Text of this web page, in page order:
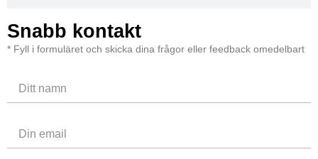
Snabb kontakt
* Fyll i formuläret och skicka dina frågor eller feedback omedelbart